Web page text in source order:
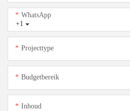
+1
WhatsApp
Projecttype
Budgetbereik
Inhoud